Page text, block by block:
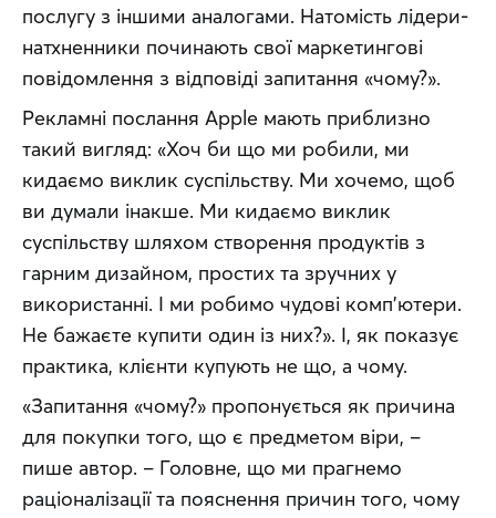
послугу з іншими аналогами. Натомість лідери-
натхненники починають свої маркетингові
повідомлення з відповіді запитання «чому?».
Рекламні послання Apple мають приблизно
такий вигляд: «Хоч би що ми робили, ми
кидаємо виклик суспільству. Ми хочемо, щоб
ви думали інакше. Ми кидаємо виклик
суспільству шляхом створення продуктів з
гарним дизайном, простих та зручних у
використанні. І ми робимо чудові комп’ютери.
Не бажаєте купити один із них?». І, як показує
практика, клієнти купують не що, а чому.
«Запитання «чому?» пропонується як причина
для покупки того, що є предметом віри, –
пише автор. – Головне, що ми прагнемо
раціоналізації та пояснення причин того, чому